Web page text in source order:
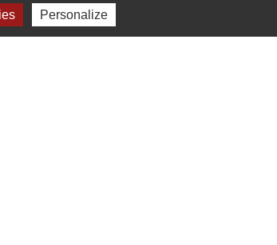
de Gençay et sa région
Personalize